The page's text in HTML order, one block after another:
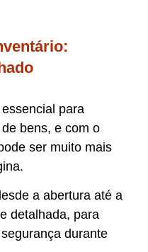
para
bens, e com o
ser muito mais
a abertura até a
detalhada, para
durante